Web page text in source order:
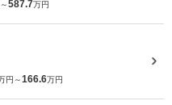
587.7万円
円～166.6万円